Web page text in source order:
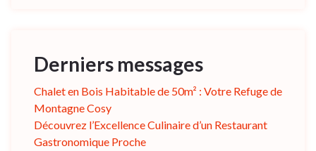
Derniers messages
Chalet en Bois Habitable de 50m² : Votre Refuge de
Montagne Cosy
Découvrez l’Excellence Culinaire d’un Restaurant
Gastronomique Proche